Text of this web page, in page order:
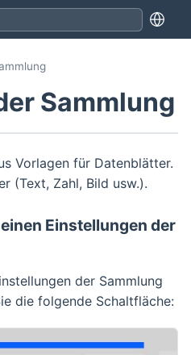
Sammlung
Vorlagen für Datenblätter.
(Text, Zahl, Bild usw.).
Einstellungen der
der Sammlung
die folgende Schaltfläche: